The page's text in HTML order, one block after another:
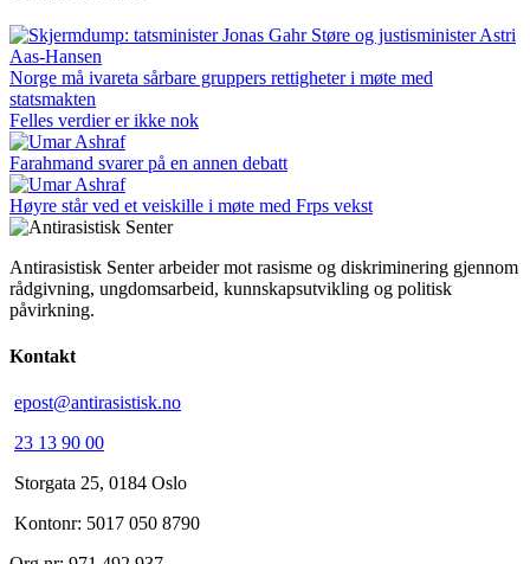
Norge må ivareta sårbare gruppers rettigheter i møte med
statsmakten
Felles verdier er ikke nok
Farahmand svarer på en annen debatt
Høyre står ved et veiskille i møte med Frps vekst
Antirasistisk Senter arbeider mot rasisme og diskriminering gjennom
rådgivning, ungdomsarbeid, kunnskapsutvikling og politisk
påvirkning.
Kontakt
epost@antirasistisk.no
23 13 90 00
Storgata 25, 0184 Oslo
Kontonr: 5017 050 8790